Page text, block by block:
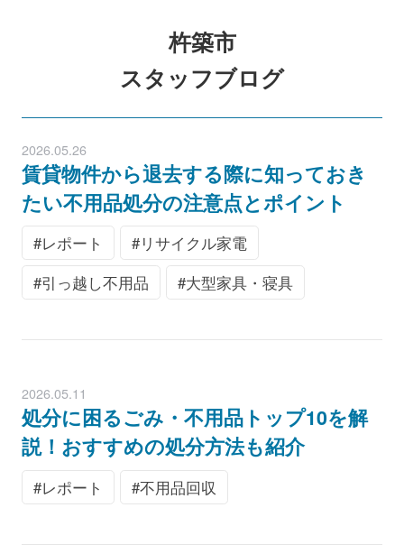
杵築市
スタッフブログ
2026.05.26
賃貸物件から退去する際に知っておき
たい不用品処分の注意点とポイント
レポート
リサイクル家電
引っ越し不用品
大型家具・寝具
2026.05.11
処分に困るごみ・不用品トップ10を解
説！おすすめの処分方法も紹介
レポート 不用品回収